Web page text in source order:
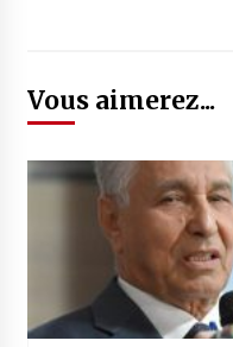
Vous aimerez...